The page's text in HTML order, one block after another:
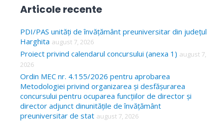
c
h
f
o
r
Articole recente
PDI/PAS unități de învățământ preuniversitar din județul
Harghita august 7, 2026
Proiect privind calendarul concursului (anexa 1) august 7,
2026
Ordin MEC nr. 4.155/2026 pentru aprobarea
Metodologiei privind organizarea și desfășurarea
concursului pentru ocuparea funcțiilor de director și
director adjunct dinunitățile de învățământ
preuniversitar de stat august 7, 2026